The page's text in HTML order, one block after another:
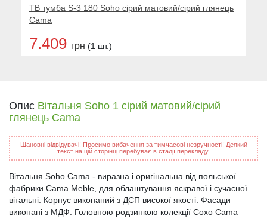
ТВ тумба S-3 180 Soho сірий матовий/сірий глянець
Cama
7.409 грн (1 шт.)
Опис Вітальня Soho 1 сірий матовий/сірий
глянець Cama
Шановні відвідувачі! Просимо вибачення за тимчасові незручності! Деякий
текст на цій сторінці перебуває в стадії перекладу.
Вітальня Soho Cama - виразна і оригінальна від польської
фабрики Cama Meble, для облаштування яскравої і сучасної
вітальні. Корпус виконаний з ДСП високої якості. Фасади
виконані з МДФ. Головною родзинкою колекції Сохо Cama